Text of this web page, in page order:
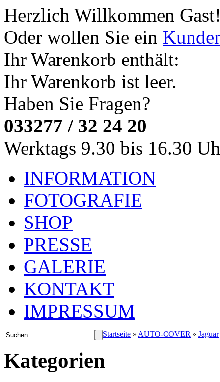
Herzlich Willkommen
Oder wollen Sie ein
Ihr Warenkorb enthält:
Ihr Warenkorb ist leer.
Haben Sie Fragen?
033277 / 32 24 20
Werktags 9.30 bis 16.30
INFORMATION
FOTOGRAFIE
SHOP
PRESSE
GALERIE
KONTAKT
IMPRESSUM
Startseite » AUTO-COVER » Jaguar
Kategorien